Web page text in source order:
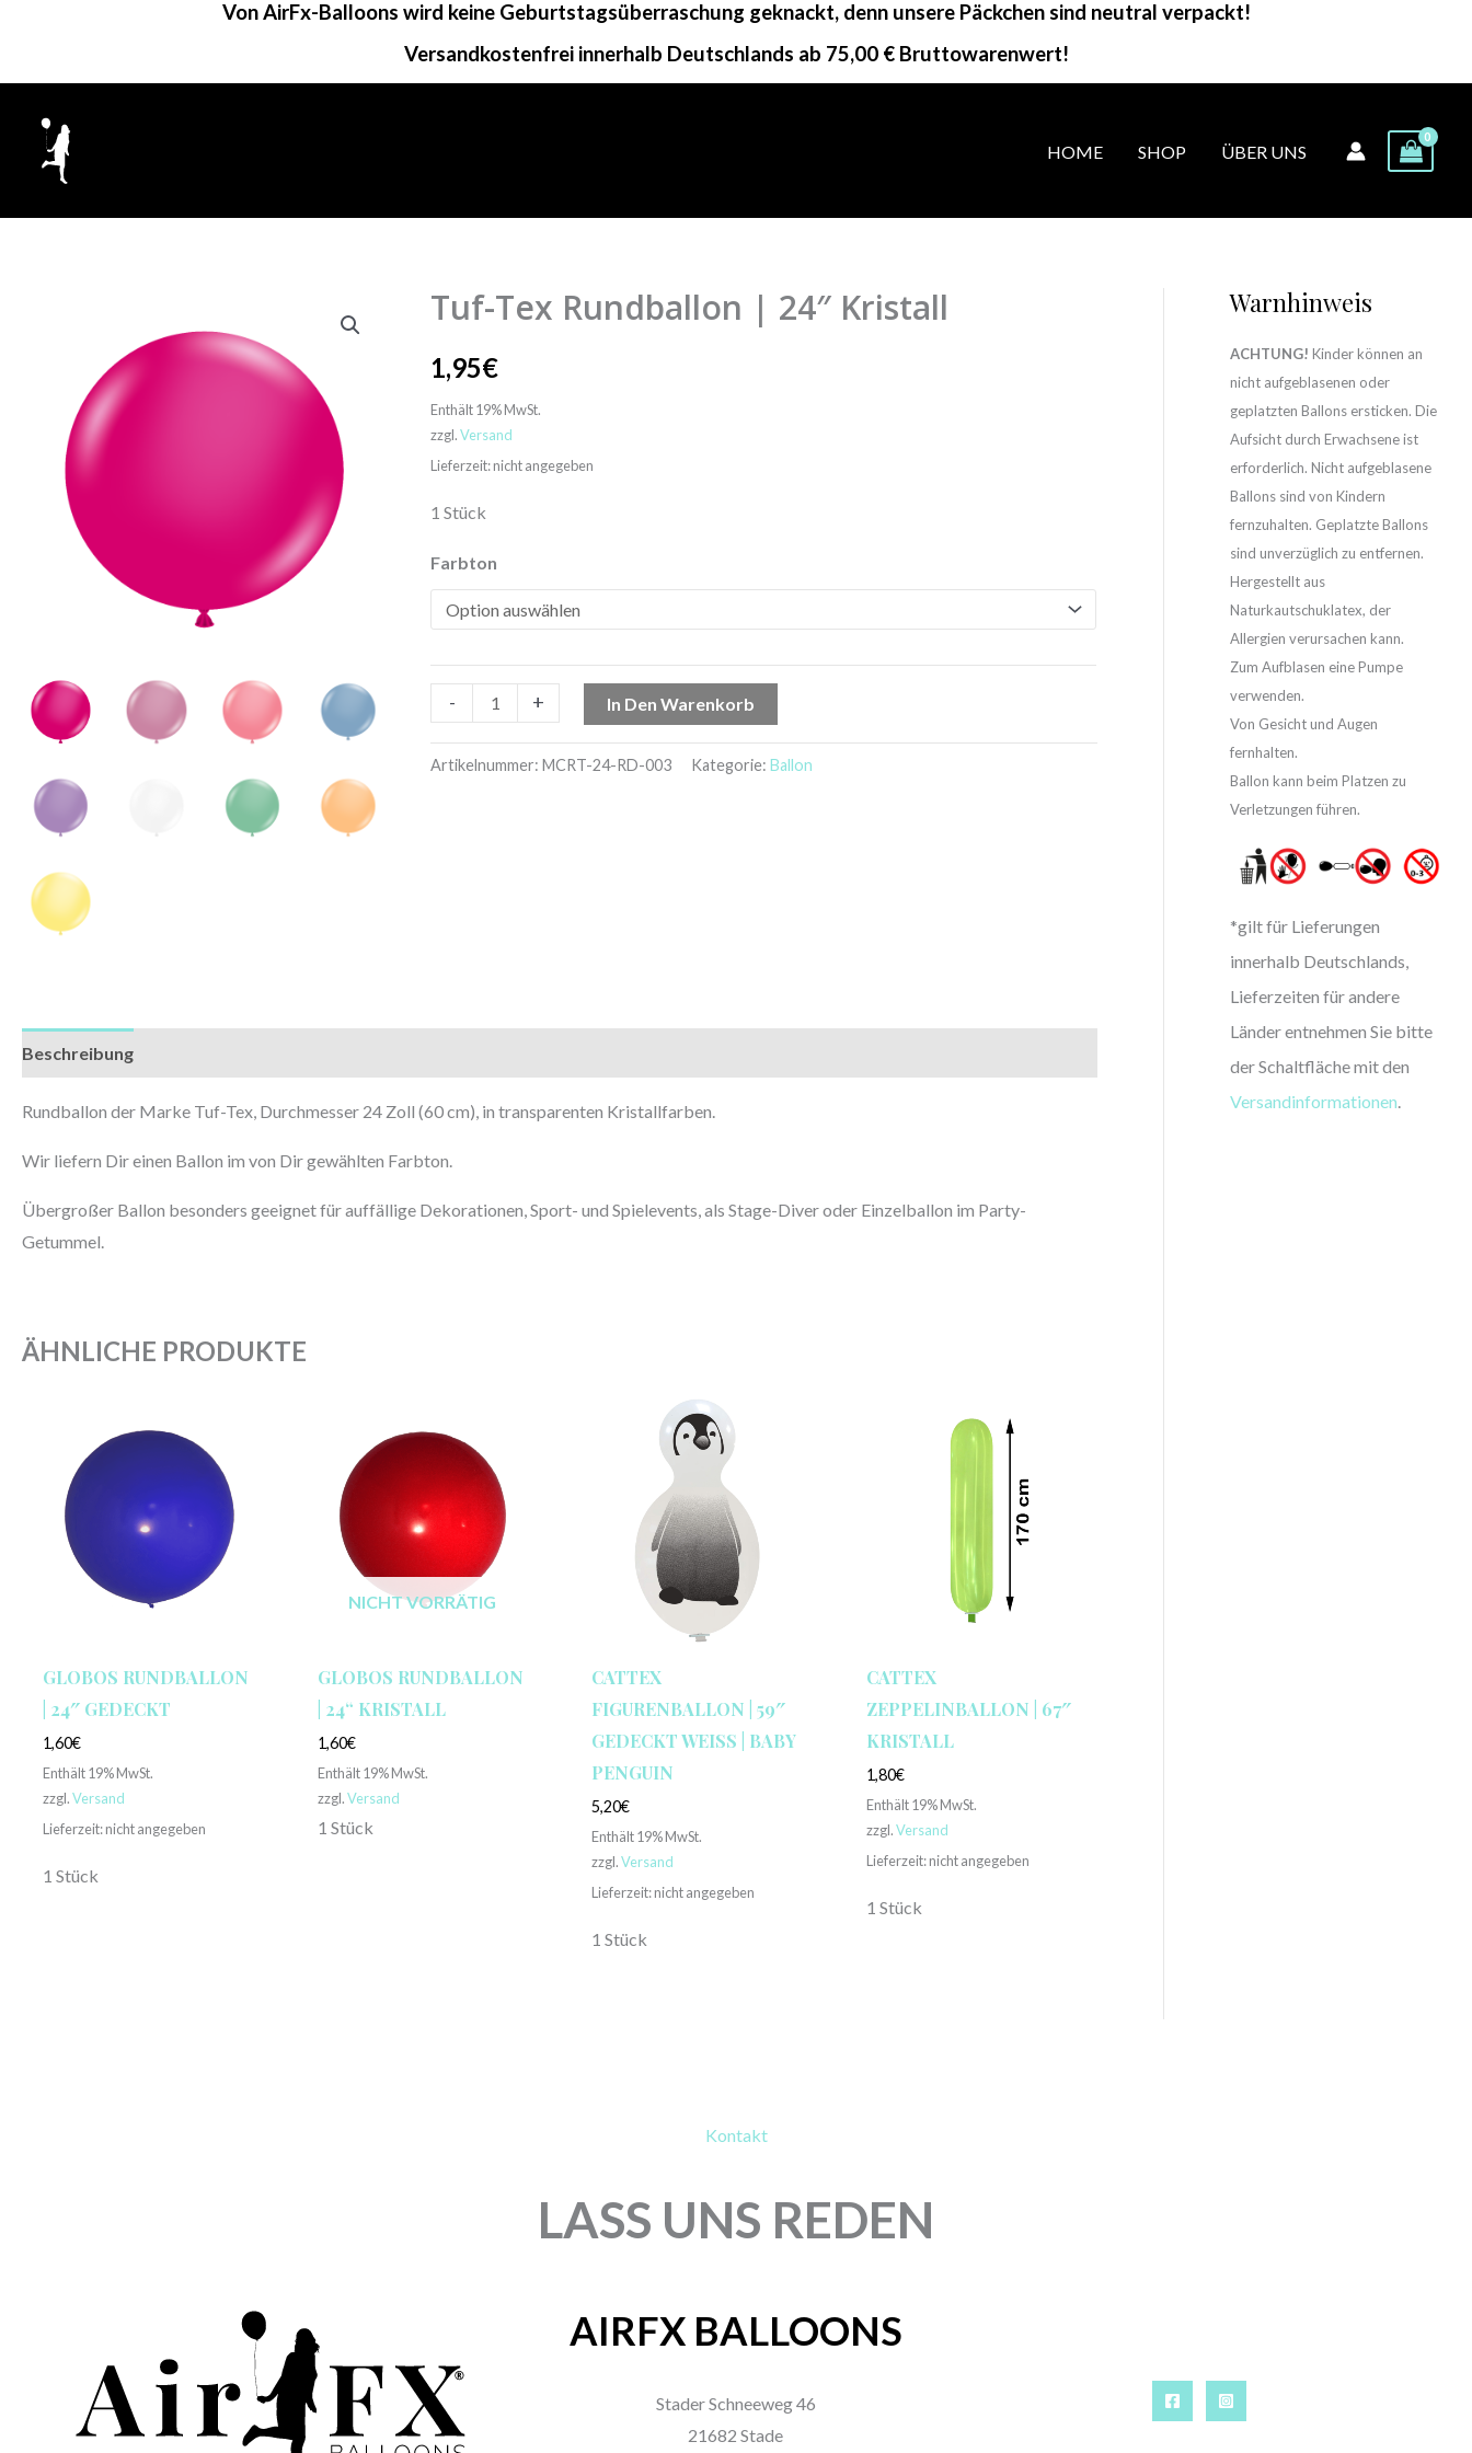
springen
Von AirFx-Balloons wird keine Geburtstagsüberraschung geknackt, denn unsere Päckchen sind neutral verpackt!
Versandkostenfrei innerhalb Deutschlands ab 75,00 € Bruttowarenwert!
HOME SHOP ÜBER UNS
Tuf-Tex Rundballon | 24″ Kristall
1,95€
Enthält 19% MwSt.
zzgl.Versand
Lieferzeit: nicht angegeben
1 Stück
Farbton
-
Tuf-
Rundballon
24"
Kristall
+ In Den Warenkorb
Artikelnummer:MCRT-24-RD-003 Kategorie:Ballon
Beschreibung
Rundballon der Marke Tuf-Tex, Durchmesser 24 Zoll (60 cm), in transparenten Kristallfarben.
Wir liefern Dir einen Ballon im von Dir gewählten Farbton.
Übergroßer Ballon besonders geeignet für auffällige Dekorationen, Sport- und Spielevents, als Stage-Diver oder Einzelballon im Party-
Getummel.
ÄHNLICHE PRODUKTE
GLOBOS RUNDBALLON
| 24″ GEDECKT
1,60€
Enthält 19% MwSt.
zzgl.Versand
Lieferzeit: nicht angegeben
1 Stück
NICHT VORRÄTIG
GLOBOS RUNDBALLON
| 24“ KRISTALL
1,60€
Enthält 19% MwSt.
zzgl.Versand
1 Stück
CATTEX
FIGURENBALLON | 59″
GEDECKT WEISS | BABY P
ENGUIN
5,20€
Enthält 19% MwSt.
zzgl.Versand
Lieferzeit: nicht angegeben
1 Stück
CATTEX
ZEPPELINBALLON | 67″
KRISTALL
1,80€
Enthält 19% MwSt.
zzgl.Versand
Lieferzeit: nicht angegeben
1 Stück
Warnhinweis
ACHTUNG!Kinder können an
nicht aufgeblasenen oder
geplatzten Ballons ersticken. Die
Aufsicht durch Erwachsene ist
erforderlich. Nicht aufgeblasene
Ballons sind von Kindern
fernzuhalten. Geplatzte Ballons
sind unverzüglich zu entfernen.
Hergestellt aus
Naturkautschuklatex, der
Allergien verursachen kann.
Zum Aufblasen eine Pumpe
verwenden.
Von Gesicht und Augen
fernhalten.
Ballon kann beim Platzen zu
Verletzungen führen.
*gilt für Lieferungen
innerhalb Deutschlands,
Lieferzeiten für andere
Länder entnehmen Sie bitte
der Schaltfläche mit den
Versandinformationen
Kontakt
LASS UNS REDEN
AIRFX BALLOONS
Stader Schneeweg 46
21682 Stade